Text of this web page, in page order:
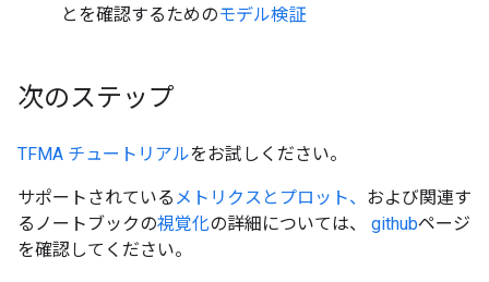
とを確認するためのモデル検証
次のステップ
TFMA チュートリアルをお試しください。
サポートされている メトリクスとプロット、 および関連す
るノートブックの視覚化の詳細については、 githubページ
を確認してください。